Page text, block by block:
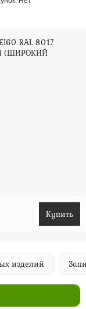
RAL 8017
(ШИРОКИЙ
Купить
изделий